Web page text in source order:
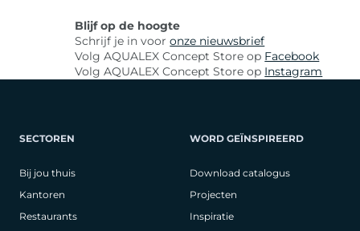
Blijf op de hoogte
Schrijf je in vooronze nieuwsbrief
Volg AQUALEX Concept Store op Facebook
Volg AQUALEX Concept Store op Instagram
SECTOREN
Bij jou thuis
Kantoren
Restaurants
WORD GEÏNSPIREERD
Download catalogus
Projecten
Inspiratie